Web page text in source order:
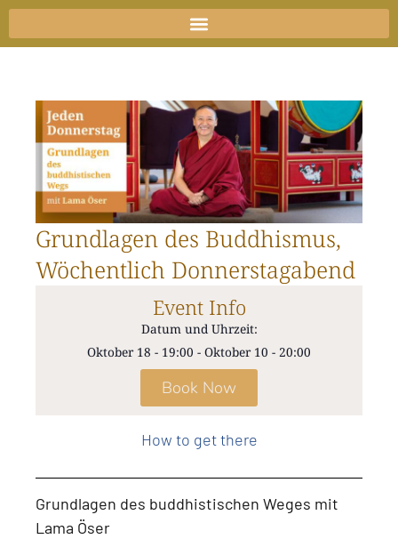
Zum
Inhalt
Grundlagen des Buddhismus,
Wöchentlich Donnerstagabend
Event Info
Datum und Uhrzeit:
Oktober 18 - 19:00 - Oktober 10 - 20:00
Book Now
How to get there
Grundlagen des buddhistischen Weges mit
Lama Öser